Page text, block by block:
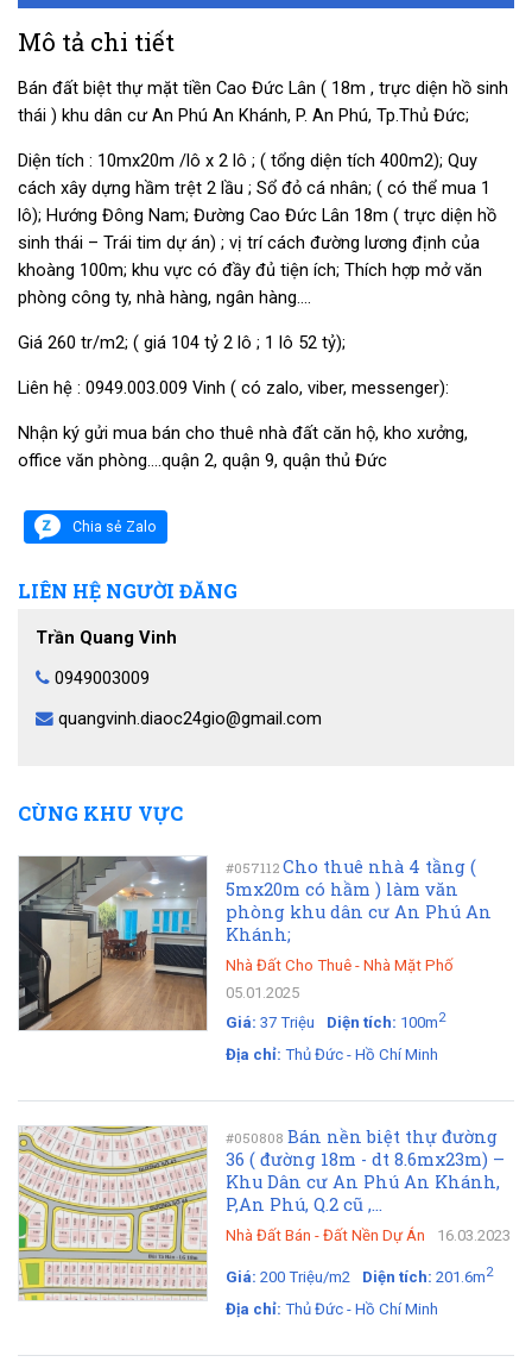
Mô tả chi tiết
Bán đất biệt thự mặt tiền Cao Đức Lân ( 18m , trực diện hồ sinh
thái ) khu dân cư An Phú An Khánh, P. An Phú, Tp.Thủ Đức;
Diện tích : 10mx20m /lô x 2 lô ; ( tổng diện tích 400m2); Quy
cách xây dựng hầm trệt 2 lầu ; Sổ đỏ cá nhân; ( có thể mua 1
lô); Hướng Đông Nam; Đường Cao Đức Lân 18m ( trực diện hồ
sinh thái – Trái tim dự án) ; vị trí cách đường lương định của
khoàng 100m; khu vực có đầy đủ tiện ích; Thích hợp mở văn
phòng công ty, nhà hàng, ngân hàng….
Giá 260 tr/m2; ( giá 104 tỷ 2 lô ; 1 lô 52 tỷ);
Liên hệ : 0949.003.009 Vinh ( có zalo, viber, messenger):
Nhận ký gửi mua bán cho thuê nhà đất căn hộ, kho xưởng,
office văn phòng….quận 2, quận 9, quận thủ Đức
Chia sẻ Zalo
LIÊN HỆ NGƯỜI ĐĂNG
Trần Quang Vinh
0949003009
quangvinh.diaoc24gio@gmail.com
CÙNG KHU VỰC
#057112 Cho thuê nhà 4 tầng (
5mx20m có hầm ) làm văn
phòng khu dân cư An Phú An
Khánh;
Nhà Đất Cho Thuê - Nhà Mặt Phố
05.01.2025
Giá: 37 Triệu Diện tích: 100m2
Địa chỉ: Thủ Đức - Hồ Chí Minh
#050808 Bán nền biệt thự đường
36 ( đường 18m - dt 8.6mx23m) –
Khu Dân cư An Phú An Khánh,
P,An Phú, Q.2 cũ ,...
Nhà Đất Bán - Đất Nền Dự Án 16.03.2023
Giá: 200 Triệu/m2 Diện tích: 201.6m2
Địa chỉ: Thủ Đức - Hồ Chí Minh